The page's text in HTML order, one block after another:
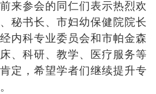
来参会的同仁们表示热烈欢
秘书长、市妇幼保健院院长
内科专业委员会和市帕金森
、科研、教学、医疗服务等
定，希望学者们继续提升专